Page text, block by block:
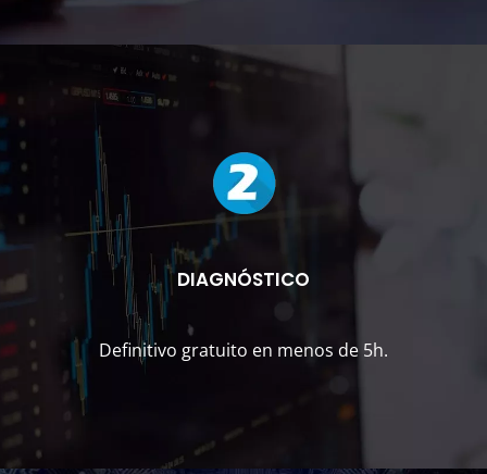
DIAGNÓSTICO
Definitivo gratuito en menos de 5h.